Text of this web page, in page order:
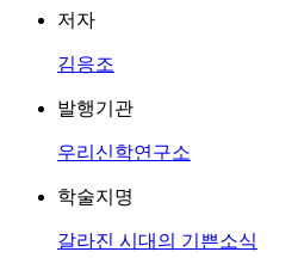
저자
김응조
발행기관
우리신학연구소
학술지명
갈라진 시대의 기쁜소식